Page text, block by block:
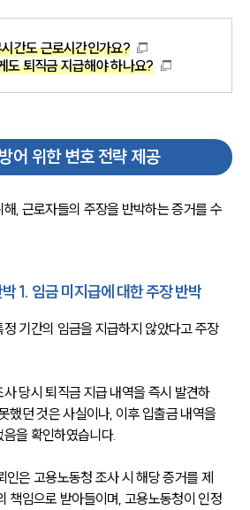
간도 근로시간인가요?
도 퇴직금 지급해야 하나요?
어 위한 변호 전략 제공
, 근로자들의 주장을 반박하는 증거를 수
1. 임금 미지급에 대한 주장 반박
기간의 임금을 지급하지 않았다고 주장
당시 퇴직금 지급 내역을 즉시 발견하
했던 것은 사실이나, 이후 입출금 내역을
을 확인하였습니다.
인은 고용노동청 조사 시 해당 증거를 제
책임으로 받아들이며, 고용노동청이 인정